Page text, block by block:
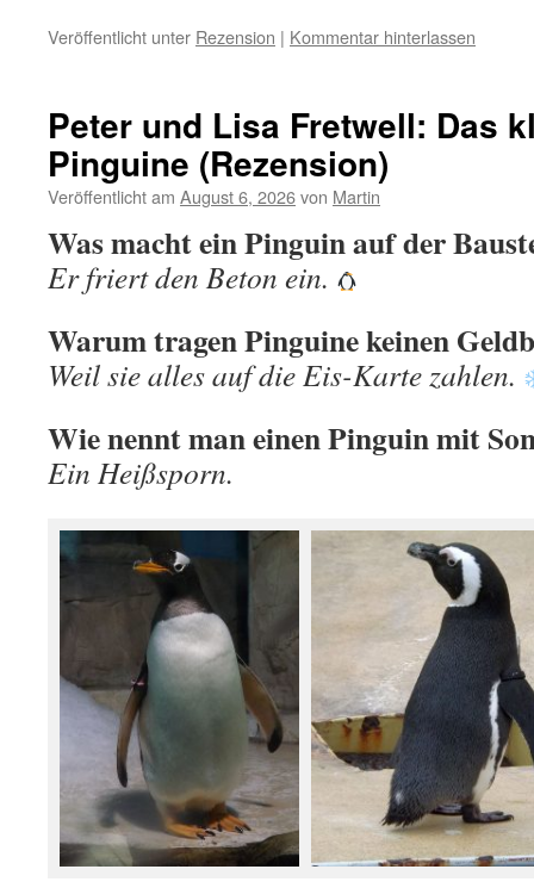
Veröffentlicht unter Rezension | Kommentar hinterlassen
Peter und Lisa Fretwell: Das
Pinguine (Rezension)
Veröffentlicht am August 6, 2026von Martin
Was macht ein Pinguin auf der
Er friert den Beton ein.
Warum tragen Pinguine keinen
Weil sie alles auf die Eis-Karte zahlen.
Wie nennt man einen Pinguin mit
Ein Heißsporn.